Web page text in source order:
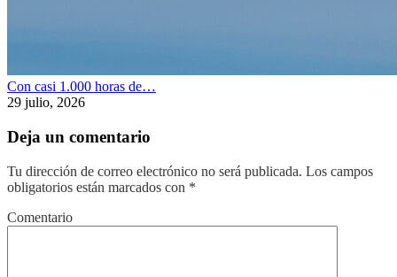
Con casi 1.000 horas de…
29 julio, 2026
Deja un comentario
Tu dirección de correo electrónico no será publicada. Los campos
obligatorios están marcados con *
Comentario